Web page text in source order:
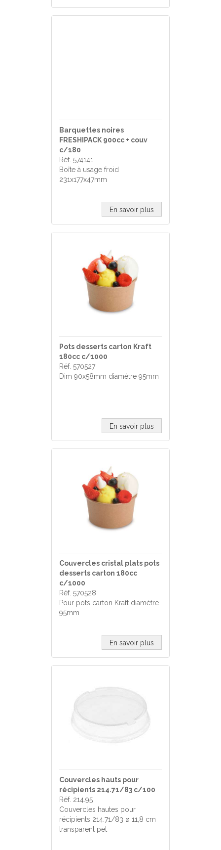
Barquettes noires
FRESHIPACK 900cc + couv
c/180
Réf. 574141
Boîte à usage froid
231x177x47mm
En savoir plus
Pots desserts carton Kraft
180cc c/1000
Réf. 570527
Dim 90x58mm diamètre 95mm
En savoir plus
Couvercles cristal plats pots
desserts carton 180cc
c/1000
Réf. 570528
Pour pots carton Kraft diamètre
95mm
En savoir plus
Couvercles hauts pour
récipients 214.71/83 c/100
Réf. 214.95
Couvercles hautes pour
récipients 214.71/83 ø 11,8 cm
transparent pet